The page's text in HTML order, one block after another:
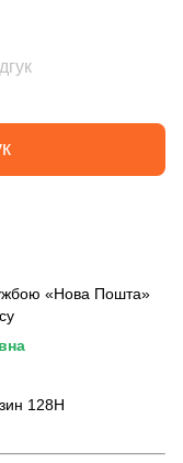
«Нова Пошта»
128Н